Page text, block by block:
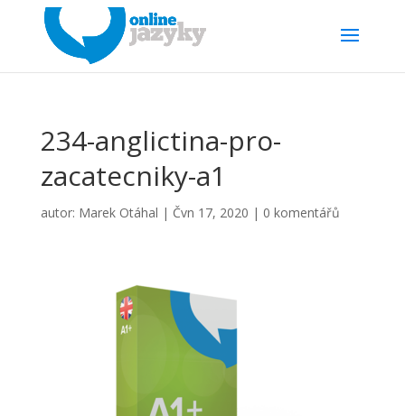
234-anglictina-pro-
zacatecniky-a1
autor: Marek Otáhal | Čvn 17, 2020 | 0 komentářů